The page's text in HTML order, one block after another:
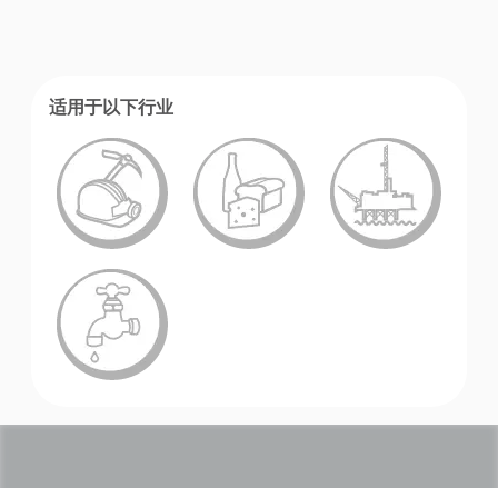
学院
适用于以下行业